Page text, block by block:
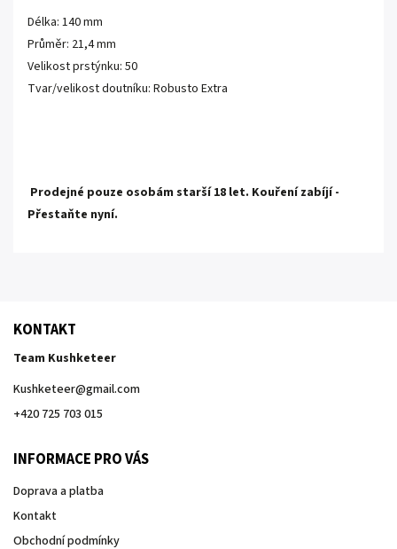
Délka: 140 mm
Průměr: 21,4 mm
Velikost prstýnku: 50
Tvar/velikost doutníku: Robusto Extra
Prodejné pouze osobám starší 18 let. Kouření zabíjí -
Přestaňte nyní.
KONTAKT
Team Kushketeer
Kushketeer@gmail.com
+420 725 703 015
INFORMACE PRO VÁS
Doprava a platba
Kontakt
Obchodní podmínky